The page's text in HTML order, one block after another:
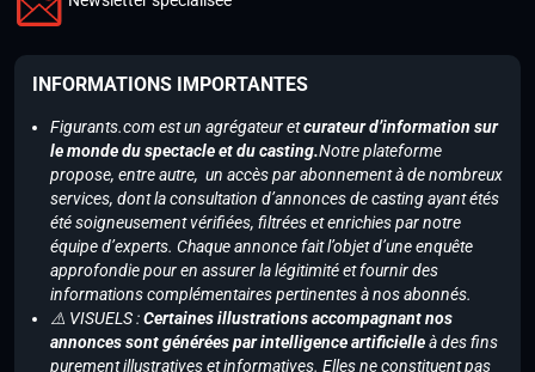
INFORMATIONS IMPORTANTES
Figurants.com est un agrégateur etcurateur d’information sur
le monde du spectacle et du casting.Notre plateforme
propose, entre autre, un accès par abonnement à de nombreux
services, dont la consultation d’annonces de casting ayant étés
été soigneusement vérifiées, filtrées et enrichies par notre
équipe d’experts. Chaque annonce fait l’objet d’une enquête
approfondie pour en assurer la légitimité et fournir des
informations complémentaires pertinentes à nos abonnés.
⚠️ VISUELS :Certaines illustrations accompagnant nos
annonces sont générées par intelligence artificielleà des fins
purement illustratives et informatives. Elles ne constituent pas